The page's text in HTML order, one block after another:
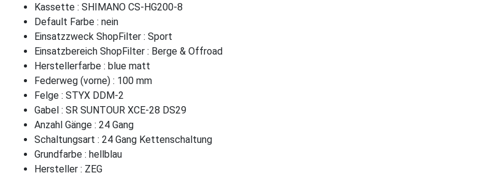
Kassette : SHIMANO CS-HG200-8
Default Farbe : nein
Einsatzzweck ShopFilter : Sport
Einsatzbereich ShopFilter : Berge & Offroad
Herstellerfarbe : blue matt
Federweg (vorne) : 100 mm
Felge : STYX DDM-2
Gabel : SR SUNTOUR XCE-28 DS29
Anzahl Gänge : 24 Gang
Schaltungsart : 24 Gang Kettenschaltung
Grundfarbe : hellblau
Hersteller : ZEG